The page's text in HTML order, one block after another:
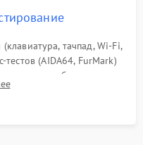
тачпад, Wi-Fi,
тестов (AIDA64, FurMark)
и стабильности
нагрузкой.